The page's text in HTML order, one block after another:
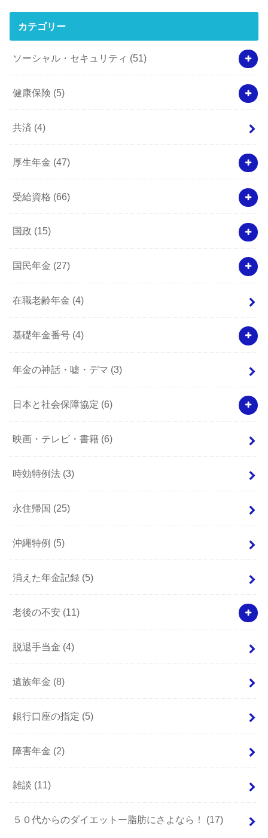
カテゴリー
ソーシャル・セキュリティ (51)
健康保険 (5)
共済 (4)
厚生年金 (47)
受給資格 (66)
国政 (15)
国民年金 (27)
在職老齢年金 (4)
基礎年金番号 (4)
年金の神話・嘘・デマ (3)
日本と社会保障協定 (6)
映画・テレビ・書籍 (6)
時効特例法 (3)
永住帰国 (25)
沖縄特例 (5)
消えた年金記録 (5)
老後の不安 (11)
脱退手当金 (4)
遺族年金 (8)
銀行口座の指定 (5)
障害年金 (2)
雑談 (11)
５０代からのダイエットー脂肪にさよなら！ (17)